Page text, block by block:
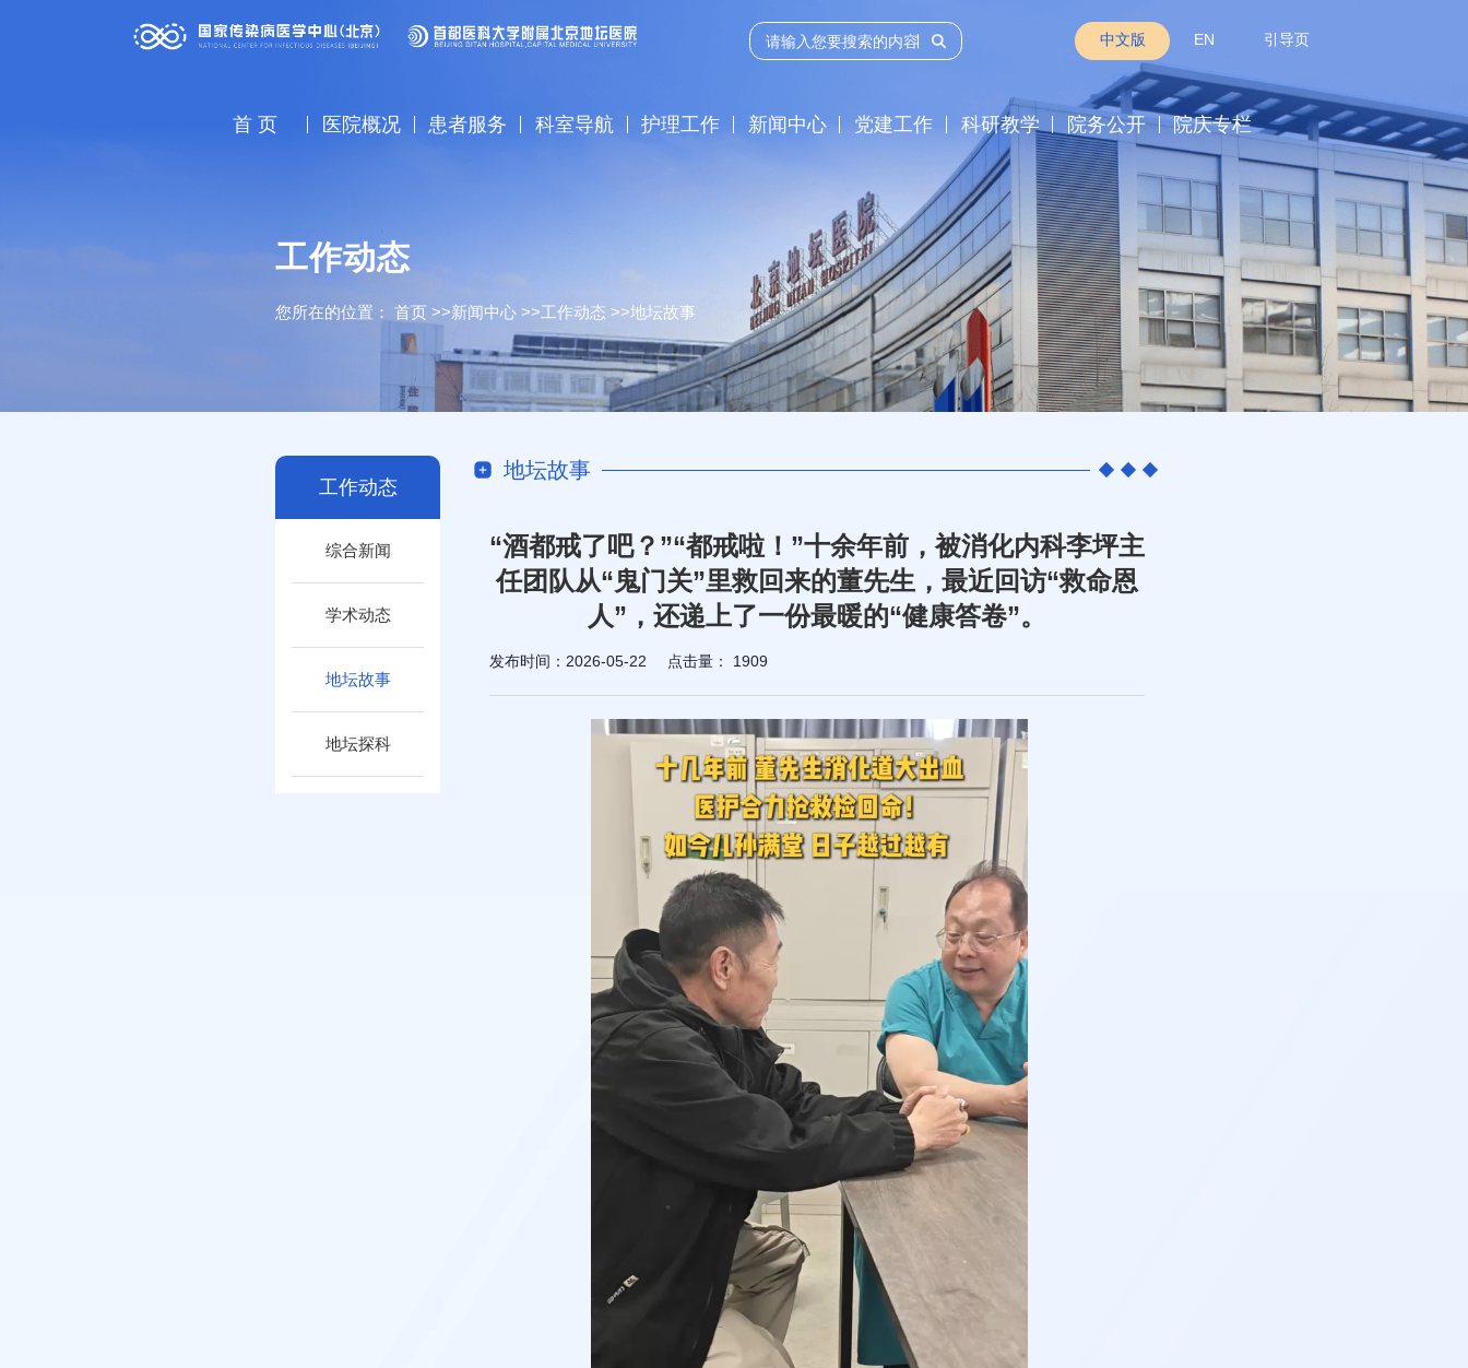
中文版 EN 引导页
首 页 医院概况 患者服务 科室导航 护理工作 新闻中心 党建工作 科研教学 院务公开 院庆专栏
工作动态
您所在的位置： 首页 >>新闻中心 >>工作动态 >>地坛故事
工作动态
综合新闻
学术动态
地坛故事
地坛探科
地坛故事
“酒都戒了吧？”“都戒啦！”十余年前，被消化内科李坪主
任团队从“鬼门关”里救回来的董先生，最近回访“救命恩
人”，还递上了一份最暖的“健康答卷”。
发布时间：2026-05-22 点击量： 1909